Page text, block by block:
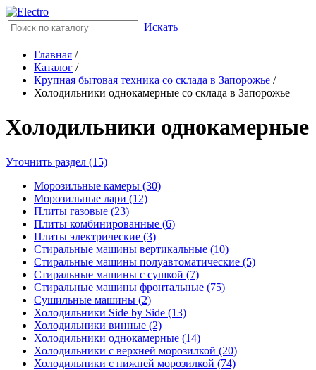
Искать
Главная /
Каталог /
Крупная бытовая техника со склада в Запорожье /
Холодильники однокамерные со склада в Запорожье
Холодильники однокамерные
Уточнить раздел (15)
Морозильные камеры (30)
Морозильные лари (12)
Плиты газовые (23)
Плиты комбинированные (6)
Плиты электрические (3)
Стиральные машины вертикальные (10)
Стиральные машины полуавтоматические (5)
Стиральные машины с сушкой (7)
Стиральные машины фронтальные (75)
Сушильные машины (2)
Холодильники Side by Side (13)
Холодильники винные (2)
Холодильники однокамерные (14)
Холодильники с верхней морозилкой (20)
Холодильники с нижней морозилкой (74)